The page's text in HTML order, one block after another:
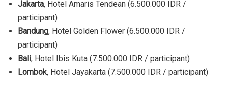
Jakarta, Hotel Amaris Tendean (6.500.000 IDR /
participant)
Bandung, Hotel Golden Flower (6.500.000 IDR /
participant)
Bali, Hotel Ibis Kuta (7.500.000 IDR / participant)
Lombok, Hotel Jayakarta (7.500.000 IDR / participant)